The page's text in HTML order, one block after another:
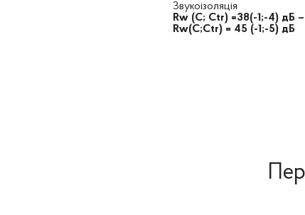
Звукоізоляція
Rw (C; Ctr) =38(-1;-4) дБ –
Rw(C;Ctr) = 45 (-1;-5) дБ